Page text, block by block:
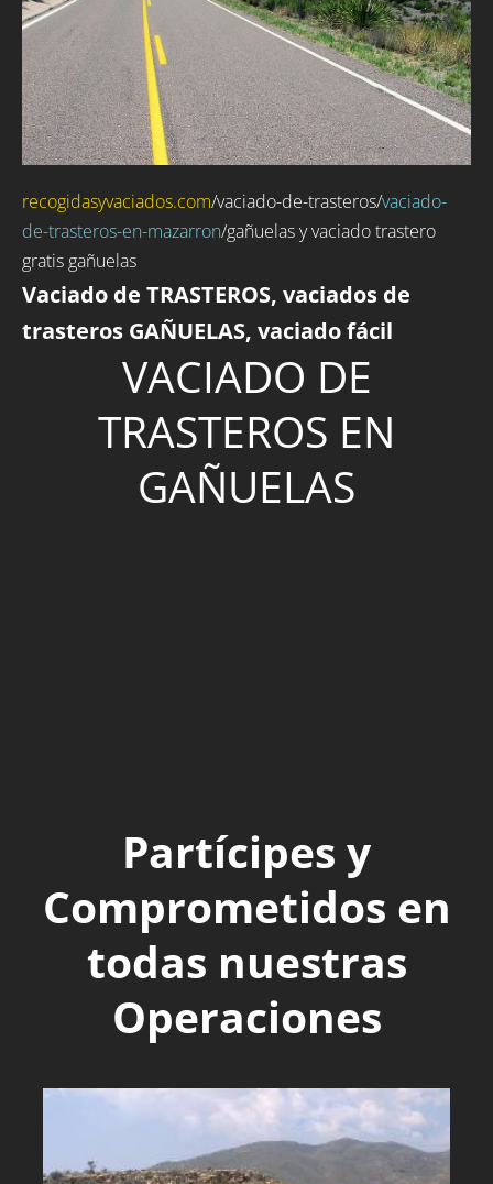
recogidasyvaciados.com/vaciado-de-trasteros/vaciado-
de-trasteros-en-mazarron/gañuelas y vaciado trastero
gratis gañuelas
Vaciado de TRASTEROS, vaciados de
trasteros GAÑUELAS, vaciado fácil
VACIADO DE
TRASTEROS EN
GAÑUELAS
Partícipes y
Comprometidos en
todas nuestras
Operaciones